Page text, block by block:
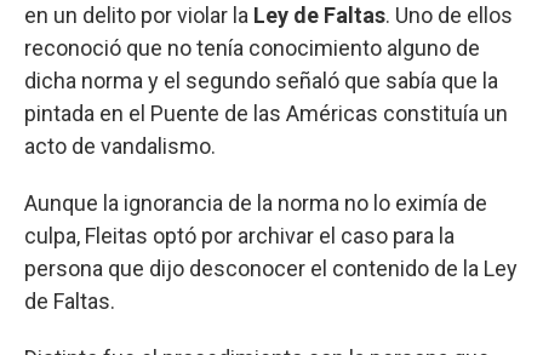
en un delito por violar la Ley de Faltas. Uno de ellos
reconoció que no tenía conocimiento alguno de
dicha norma y el segundo señaló que sabía que la
pintada en el Puente de las Américas constituía un
acto de vandalismo.
Aunque la ignorancia de la norma no lo eximía de
culpa, Fleitas optó por archivar el caso para la
persona que dijo desconocer el contenido de la Ley
de Faltas.